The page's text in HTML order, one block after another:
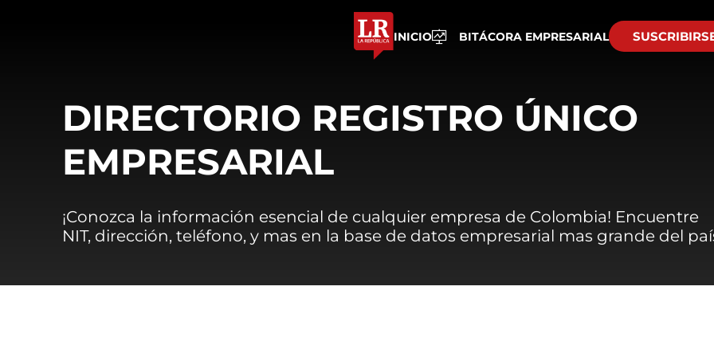
INICIO BITÁCORA EMPRESARIAL
DIRECTORIO REGISTRO ÚNICO
EMPRESARIAL
¡Conozca la información esencial de cualquier empresa de Colombia! Encuentre
NIT, dirección, teléfono, y mas en la base de datos empresarial mas grande del